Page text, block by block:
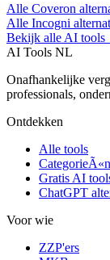
Alle Coveron
Alle Incogni
Bekijk alle AI
AI Tools NL
Onafhankelijke
professionals,
Ontdekken
Alle tools
CategorieÃ«n
Gratis AI
ChatGPT
Voor wie
ZZP'ers